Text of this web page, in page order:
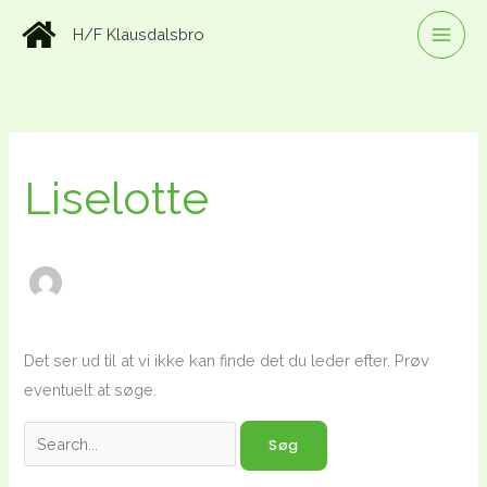
H/F Klausdalsbro
Liselotte
Det ser ud til at vi ikke kan finde det du leder efter. Prøv
eventuelt at søge.
Søg
efter: